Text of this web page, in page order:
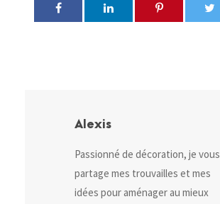
Alexis
Passionné de décoration, je vous
partage mes trouvailles et mes
idées pour aménager au mieux